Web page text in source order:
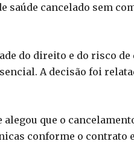
saúde cancelado sem
do direito e do risco de
A decisão foi
alegou que o
conforme o contrato